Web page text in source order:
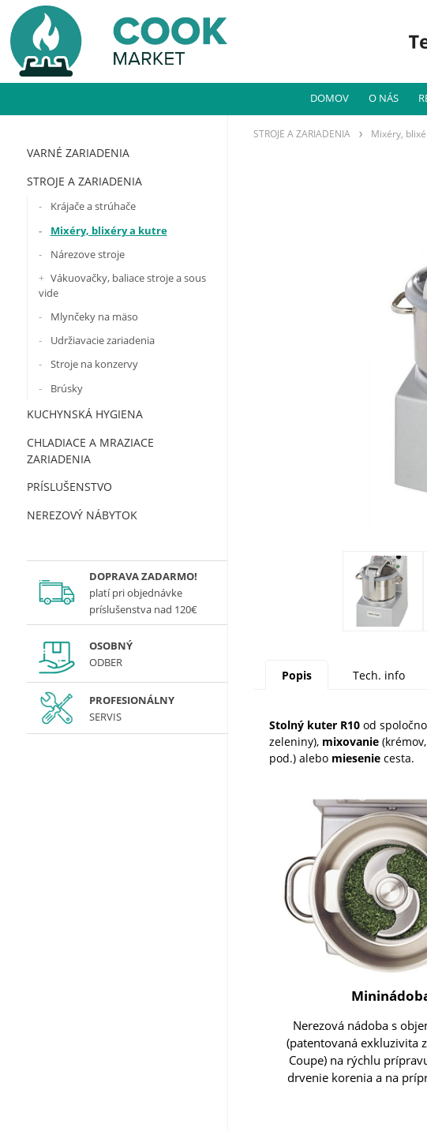
DOMOV O NÁS
VARNÉ ZARIADENIA
STROJE A ZARIADENIA
Krájače a strúhače
Mixéry, blixéry a kutre
Nárezove stroje
Vákuovačky, baliace stroje a sous
vide
Mlynčeky na mäso
Udržiavacie zariadenia
Stroje na konzervy
Brúsky
KUCHYNSKÁ HYGIENA
CHLADIACE A MRAZIACE
ZARIADENIA
PRÍSLUŠENSTVO
NEREZOVÝ NÁBYTOK
DOPRAVA ZADARMO!
platípri objednávke
príslušenstva nad 120€
OSOBNÝ
ODBER
PROFESIONÁLNY
SERVIS
STROJE A ZARIADENIA Mixéry,
Popis Tech. info
Stolný kuter R10 od
zeleniny), mixovanie
pod.) alebo mieseniecesta.
Nerezová nádoba s
(patentovaná exkluzivita
Coupe) na rýchlu
drvenie korenia a na